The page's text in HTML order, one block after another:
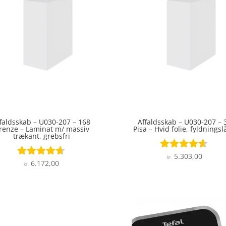
– U030-207 – 168
– Laminat m/ massiv
trækant, grebsfri
Vurderet
kr. 6.172,00
Affaldsskab – U030-207 –
Pisa – Hvid folie,
Vurderet
kr.5.303,00